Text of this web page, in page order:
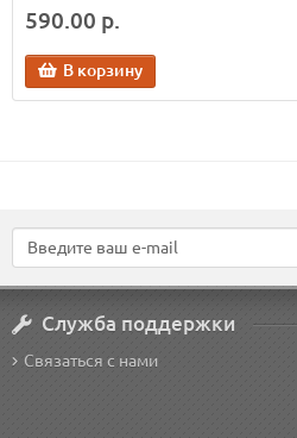
590.00 р.
В корзину
Служба поддержки
Связаться с нами